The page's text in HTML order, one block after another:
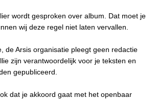
wordt gesproken over album. Dat moet je
wij deze regel niet laten vervallen.
de Arsis organisatie pleegt geen redactie
zijn verantwoordelijk voor je teksten en
gepubliceerd.
dat je akkoord gaat met het openbaar